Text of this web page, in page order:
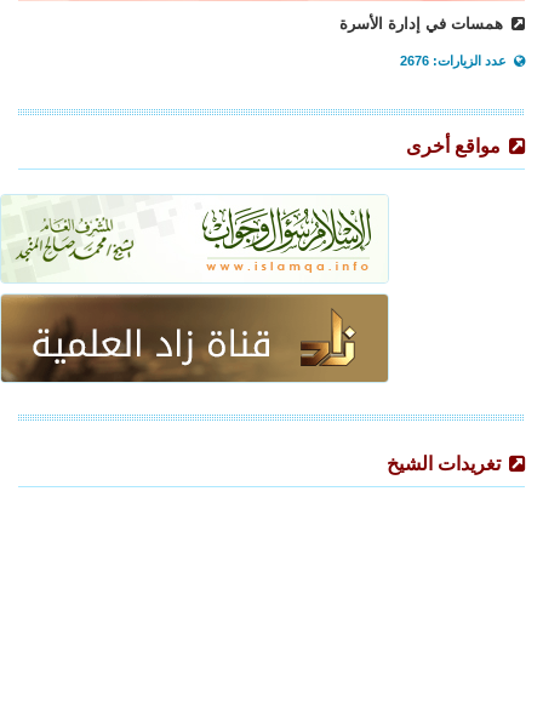
همسات في إدارة الأسرة
عدد الزيارات: 2676
مواقع أخرى
تغريدات الشيخ